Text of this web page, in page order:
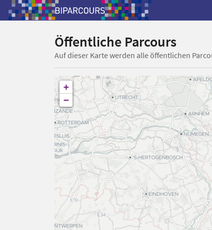
Öffentliche Parcours
Auf dieser Karte werden alle öffentlichen
+
−